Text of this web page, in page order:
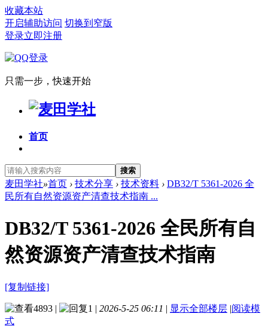
收藏本站
开启辅助访问 切换到窄版
登录立即注册
只需一步，快速开始
首页
搜索
麦田学社»首页 › 技术分享 › 技术资料 › DB32/T 5361-2026 全
民所有自然资源资产清查技术指南 ...
DB32/T 5361-2026 全民所有自
然资源资产清查技术指南
[复制链接]
4893 | 1 | 2026-5-25 06:11 | 显示全部楼层 |阅读模
式